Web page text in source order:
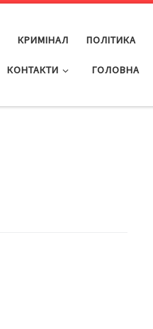
КРИМІНАЛ ПОЛІТИКА
КОНТАКТИ ГОЛОВНА